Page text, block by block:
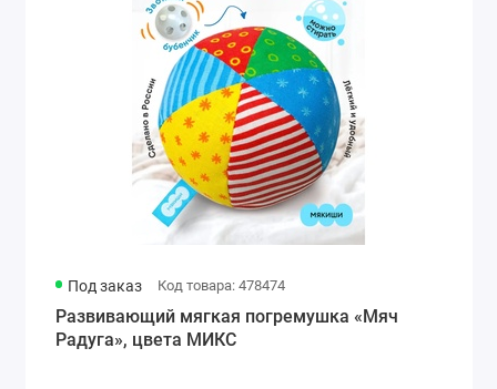
Под заказ Код товара: 478474
Развивающий мягкая погремушка «Мяч
Радуга», цвета МИКС